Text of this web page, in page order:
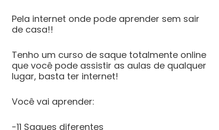
Pela internet onde pode aprender sem sair
de casa!!
Tenho um curso de saque totalmente online
que você pode assistir as aulas de qualquer
lugar, basta ter internet!
Você vai aprender:
-11 Saques diferentes